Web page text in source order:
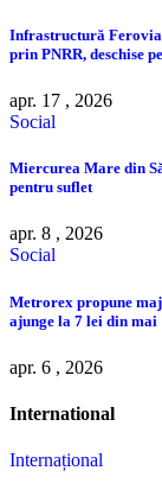
Infrastructură
prin PNRR, deschise
apr. 17 , 2026
Social
Miercurea Mare din
pentru suflet
apr. 8 , 2026
Social
Metrorex propune
ajunge la 7 lei din mai
apr. 6 , 2026
International
Internațional